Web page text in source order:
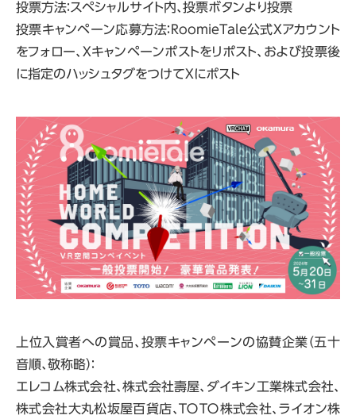
投票方法：スペシャルサイト内、投票ボタンより投票
投票キャンペーン応募方法：RoomieTale公式Xアカウント
をフォロー、Xキャンペーンポストをリポスト、および投票後
に指定のハッシュタグをつけてXにポスト
上位入賞者への賞品、投票キャンペーンの協賛企業（五十
音順、敬称略）：
エレコム株式会社、株式会社壽屋、ダイキン工業株式会社、
株式会社大丸松坂屋百貨店、ＴＯＴＯ株式会社、ライオン株